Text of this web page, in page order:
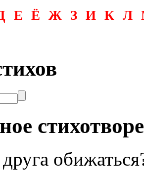
Е Ё Ж З И К Л